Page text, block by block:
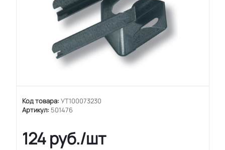
Код товара: УТ100073230
Артикул: 501476
124руб./шт